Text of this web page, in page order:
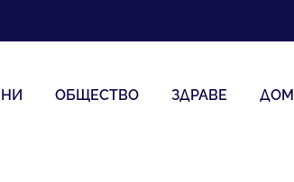
ОБЩЕСТВО ЗДРАВЕ ДОМ